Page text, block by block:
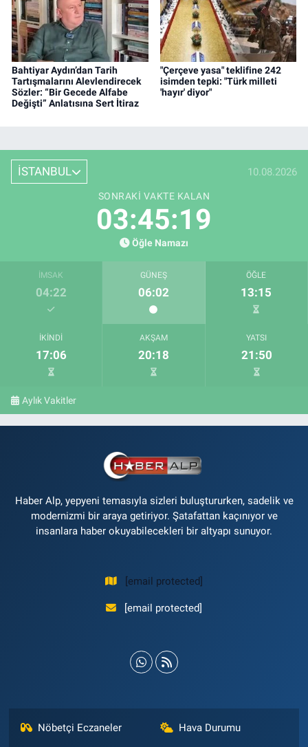
Bahtiyar Aydın’dan Tarih
Tartışmalarını Alevlendirecek
Sözler: “Bir Gecede Alfabe
Değişti” Anlatısına Sert İtiraz
"Çerçeve yasa" teklifine 242
isimden tepki: "Türk milleti
'hayır' diyor"
İSTANBUL 10.08.2026
SONRAKI VAKTE KALAN
03:45:18
Öğle Namazı
İMSAK
04:22
GÜNEŞ
06:02
ÖĞLE
13:15
İKINDI
17:06
AKŞAM
20:18
YATSI
21:50
Aylık Vakitler
Haber Alp, yepyeni temasıyla sizleri buluştururken, sadelik ve
modernizmi bir araya getiriyor. Şatafattan kaçınıyor ve
insanlara haber okuyabilecekleri bir altyapı sunuyor.
[email protected]
[email protected]
Nöbetçi Eczaneler Hava Durumu